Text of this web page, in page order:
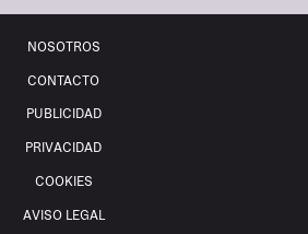
NOSOTROS
CONTACTO
PUBLICIDAD
PRIVACIDAD
COOKIES
AVISO LEGAL